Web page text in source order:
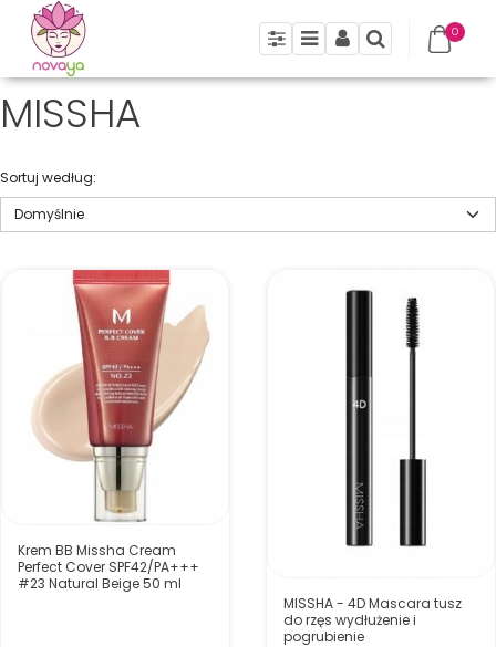
PanelMenuPanelSzukaj
0
MISSHA
Sortuj według:
Krem BB Missha Cream
Perfect Cover SPF42/PA+++
#23 Natural Beige 50 ml
MISSHA - 4D Mascara tusz
do rzęs wydłużenie i
pogrubienie